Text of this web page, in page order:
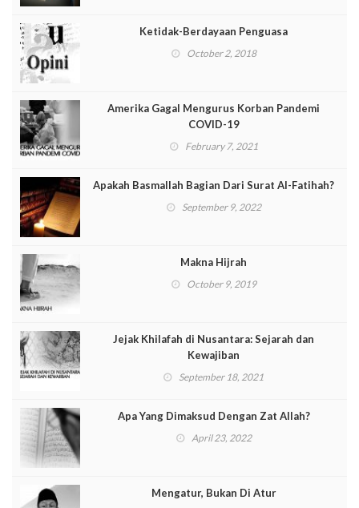
Ketidak-Berdayaan Penguasa
October 2, 2018
Amerika Gagal Mengurus Korban Pandemi
COVID-19
February 7, 2021
Apakah Basmallah Bagian Dari Surat Al-Fatihah?
September 9, 2022
Makna Hijrah
October 9, 2019
Jejak Khilafah di Nusantara: Sejarah dan
Kewajiban
September 18, 2021
Apa Yang Dimaksud Dengan Zat Allah?
April 23, 2022
Mengatur, Bukan Di Atur